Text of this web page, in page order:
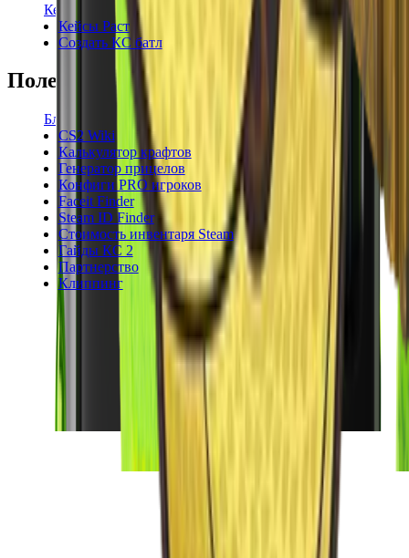
Кейсы КС2
Кейсы Раст
Создать КС батл
Полезное
Блог
CS2 Wiki
Калькулятор крафтов
Генератор прицелов
Конфиги PRO игроков
Faceit Finder
Steam ID Finder
Стоимость инвентаря Steam
Гайды КС 2
Партнерство
Клиппинг